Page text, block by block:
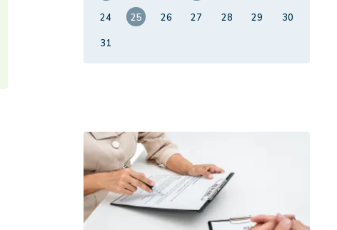
24
25 26 27 28 29
30
31